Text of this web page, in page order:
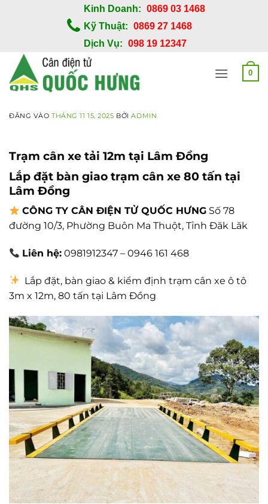
dung
Kinh Doanh: 0869 03 1468
Kỹ Thuật: 0869 27 1468
Dịch Vụ: 098 19 12347
0
ĐĂNG VÀOTHÁNG 11 15, 2025 BỞIADMIN
Trạm cân xe tải 12m tại Lâm Đồng
Lắp đặt bàn giao trạm cân xe 80 tấn tại
Lâm Đồng
CÔNG TY CÂN ĐIỆN TỬ QUỐC HƯNG Số 78
đường 10/3, Phường Buôn Ma Thuột, Tỉnh Đăk Lăk
Liên hệ: 0981912347 – 0946 161 468
Lắp đặt, bàn giao & kiểm định trạm cân xe ô tô
3m x 12m, 80 tấn tại Lâm Đồng